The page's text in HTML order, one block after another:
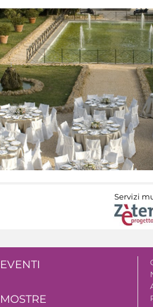
Servizi
EVENTI
MOSTRE